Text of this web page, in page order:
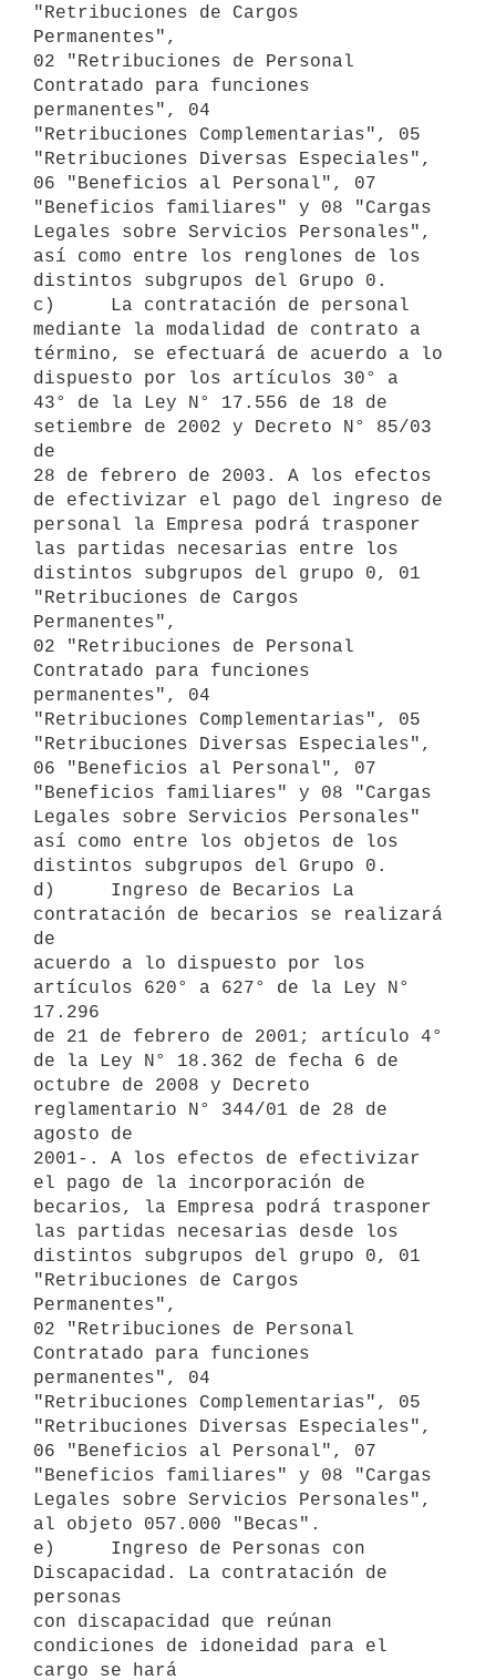
"Retribuciones de Cargos
Permanentes",
02 "Retribuciones de Personal
Contratado para funciones
permanentes", 04
"Retribuciones Complementarias", 05
"Retribuciones Diversas Especiales",
06 "Beneficios al Personal", 07
"Beneficios familiares" y 08 "Cargas
Legales sobre Servicios Personales",
así como entre los renglones de los
distintos subgrupos del Grupo 0.
c)     La contratación de personal
mediante la modalidad de contrato a
término, se efectuará de acuerdo a lo
dispuesto por los artículos 30° a
43° de la Ley N° 17.556 de 18 de
setiembre de 2002 y Decreto N° 85/03
de
28 de febrero de 2003. A los efectos
de efectivizar el pago del ingreso de
personal la Empresa podrá trasponer
las partidas necesarias entre los
distintos subgrupos del grupo 0, 01
"Retribuciones de Cargos
Permanentes",
02 "Retribuciones de Personal
Contratado para funciones
permanentes", 04
"Retribuciones Complementarias", 05
"Retribuciones Diversas Especiales",
06 "Beneficios al Personal", 07
"Beneficios familiares" y 08 "Cargas
Legales sobre Servicios Personales"
así como entre los objetos de los
distintos subgrupos del Grupo 0.
d)     Ingreso de Becarios La
contratación de becarios se realizará
de
acuerdo a lo dispuesto por los
artículos 620° a 627° de la Ley N°
17.296
de 21 de febrero de 2001; artículo 4°
de la Ley N° 18.362 de fecha 6 de
octubre de 2008 y Decreto
reglamentario N° 344/01 de 28 de
agosto de
2001-. A los efectos de efectivizar
el pago de la incorporación de
becarios, la Empresa podrá trasponer
las partidas necesarias desde los
distintos subgrupos del grupo 0, 01
"Retribuciones de Cargos
Permanentes",
02 "Retribuciones de Personal
Contratado para funciones
permanentes", 04
"Retribuciones Complementarias", 05
"Retribuciones Diversas Especiales",
06 "Beneficios al Personal", 07
"Beneficios familiares" y 08 "Cargas
Legales sobre Servicios Personales",
al objeto 057.000 "Becas".
e)     Ingreso de Personas con
Discapacidad. La contratación de
personas
con discapacidad que reúnan
condiciones de idoneidad para el
cargo se hará